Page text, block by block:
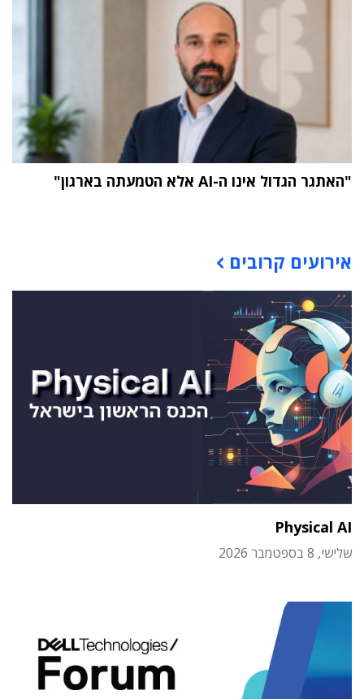
"האתגר הגדול אינו ה-AI אלא הטמעתה בארגון"
אירועים קרובים
Physical AI
שלישי, 8 בספטמבר 2026